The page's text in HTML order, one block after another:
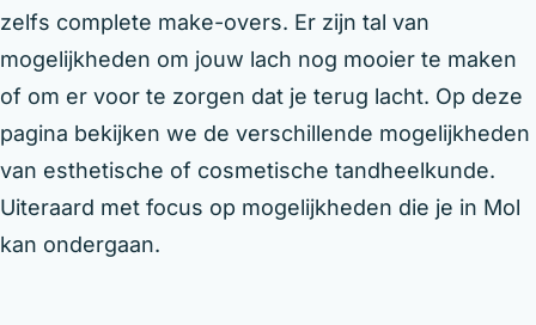
zelfs complete make-overs. Er zijn tal van
mogelijkheden om jouw lach nog mooier te maken
of om er voor te zorgen dat je terug lacht. Op deze
pagina bekijken we de verschillende mogelijkheden
van esthetische of cosmetische tandheelkunde.
Uiteraard met focus op mogelijkheden die je in Mol
kan ondergaan.